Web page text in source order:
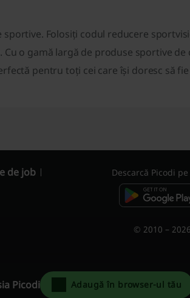
Folosiți codul reducere
o gamă largă de produse sportive de
pentru toți cei care își doresc să
de job
Descarcă Picodi
© 2010 –
Picodi Adaugă în browser-ul tău